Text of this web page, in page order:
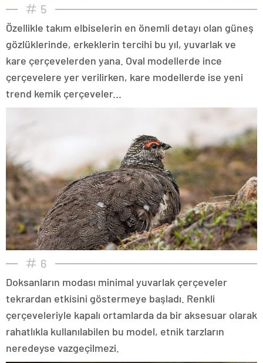
5
Özellikle takım elbiselerin en önemli detayı olan güneş
gözlüklerinde, erkeklerin tercihi bu yıl, yuvarlak ve
kare çerçevelerden yana. Oval modellerde ince
çerçevelere yer verilirken, kare modellerde ise yeni
trend kemik çerçeveler...
6
Doksanların modası minimal yuvarlak çerçeveler
tekrardan etkisini göstermeye başladı. Renkli
çerçeveleriyle kapalı ortamlarda da bir aksesuar olarak
rahatlıkla kullanılabilen bu model, etnik tarzların
neredeyse vazgeçilmezi.